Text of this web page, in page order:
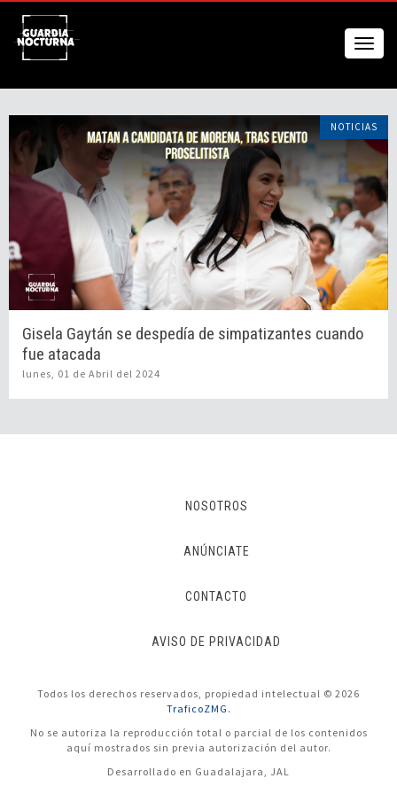
NOTICIAS
Gisela Gaytán se despedía de simpatizantes cuando
fue atacada
lunes, 01 de Abril del 2024
NOSOTROS
ANÚNCIATE
CONTACTO
AVISO DE PRIVACIDAD
Todos los derechos reservados, propiedad intelectual © 2026
TraficoZMG.
No se autoriza la reproducción total o parcial de los contenidos
aquí mostrados sin previa autorización del autor.
Desarrollado en Guadalajara, JAL